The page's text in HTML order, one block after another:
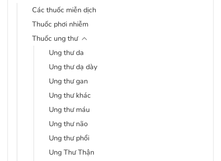
Các thuốc miễn dịch
Thuốc phơi nhiễm
Thuốc ung thư
Ung thư da
Ung thư dạ dày
Ung thư gan
Ung thư khác
Ung thư máu
Ung thư não
Ung thư phổi
Ung Thư Thận